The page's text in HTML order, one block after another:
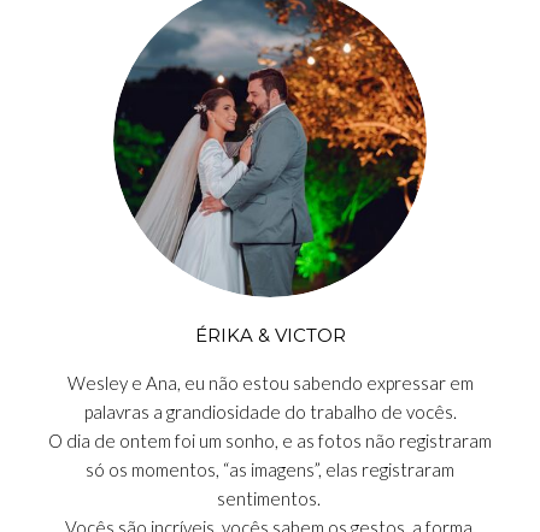
ÉRIKA & VICTOR
Wesley e Ana, eu não estou sabendo expressar em
palavras a grandiosidade do trabalho de vocês.
O dia de ontem foi um sonho, e as fotos não registraram
só os momentos, “as imagens”, elas registraram
sentimentos.
Vocês são incríveis, vocês sabem os gestos, a forma,